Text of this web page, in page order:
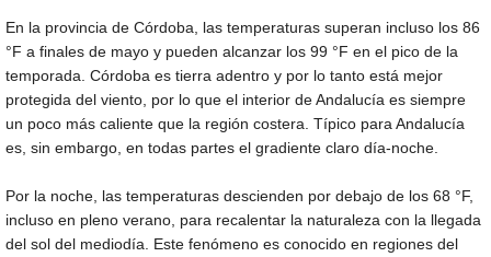
En la provincia de Córdoba, las temperaturas superan incluso los 86
°F a finales de mayo y pueden alcanzar los 99 °F en el pico de la
temporada. Córdoba es tierra adentro y por lo tanto está mejor
protegida del viento, por lo que el interior de Andalucía es siempre
un poco más caliente que la región costera. Típico para Andalucía
es, sin embargo, en todas partes el gradiente claro día-noche.
Por la noche, las temperaturas descienden por debajo de los 68 °F,
incluso en pleno verano, para recalentar la naturaleza con la llegada
del sol del mediodía. Este fenómeno es conocido en regiones del